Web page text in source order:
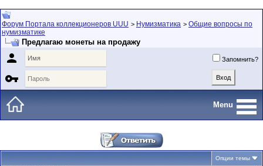
Форум Портала коллекционеров UUU > Нумизматика > Общие вопросы по
нумизматике
Предлагаю монеты на продажу
 Запомнить?

Menu
Опции темы